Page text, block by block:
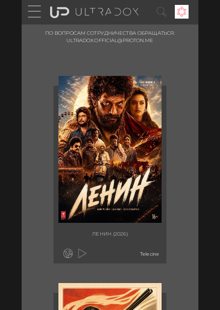
ПО ВОПРОСАМ СОТРУДНИЧЕСТВА ОБРАЩАТЬСЯ:
ULTRADOX.OFFICIAL@PROTON.ME
ЛЕНИН (2026)
Telecine